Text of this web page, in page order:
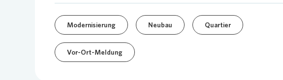
Modernisierung Neubau Quartier
Vor-Ort-Meldung